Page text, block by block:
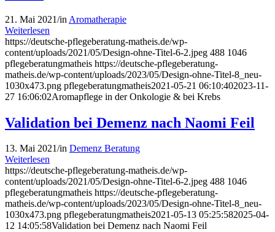
21. Mai 2021/in Aromatherapie
Weiterlesen
https://deutsche-pflegeberatung-matheis.de/wp-
content/uploads/2021/05/Design-ohne-Titel-6-2.jpeg 488 1046
pflegeberatungmatheis https://deutsche-pflegeberatung-
matheis.de/wp-content/uploads/2023/05/Design-ohne-Titel-8_neu-
1030x473.png pflegeberatungmatheis2021-05-21 06:10:402023-11-
27 16:06:02Aromapflege in der Onkologie & bei Krebs
Validation bei Demenz nach Naomi Feil
13. Mai 2021/in Demenz Beratung
Weiterlesen
https://deutsche-pflegeberatung-matheis.de/wp-
content/uploads/2021/05/Design-ohne-Titel-6-2.jpeg 488 1046
pflegeberatungmatheis https://deutsche-pflegeberatung-
matheis.de/wp-content/uploads/2023/05/Design-ohne-Titel-8_neu-
1030x473.png pflegeberatungmatheis2021-05-13 05:25:582025-04-
12 14:05:58Validation bei Demenz nach Naomi Feil